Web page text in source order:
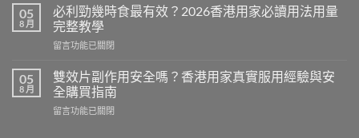
真
相：
香
港
家
實
與
印
度
威
而
評
價：
港
05
8 月
必利勁幾時食最有效？2026香港用家必讀用法用量
完整教學
在
利
勁
幾
時
留言功能已關閉
05
8 月
雙效片副作用安全嗎？香港用家真實服用經驗與安
全購買指南
在
留言功能已關閉